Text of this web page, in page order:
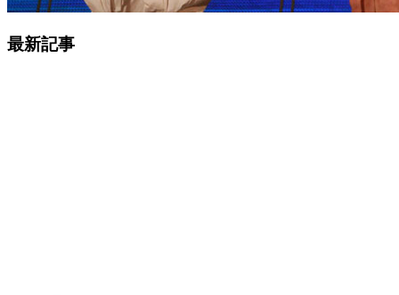
最新記事